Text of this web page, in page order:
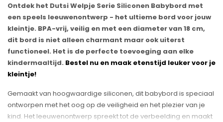
Ontdek het Dutsi Welpje Serie Siliconen Babybord met
een speels leeuwenontwerp - het ultieme bord voor jouw
kleintje. BPA-vrij, veilig en met een diameter van 18 cm,
dit bord is niet alleen charmant maar ook uiterst
functioneel. Het is de perfecte toevoeging aan elke
kindermaaltijd. Bestel nu en maak etenstijd leuker voor je
kleintje!
Gemaakt van hoogwaardige siliconen, dit babybord is speciaal
ontworpen met het oog op de veiligheid en het plezier van je
kind. Het leeuwenontwerp spreekt tot de verbeelding en maakt